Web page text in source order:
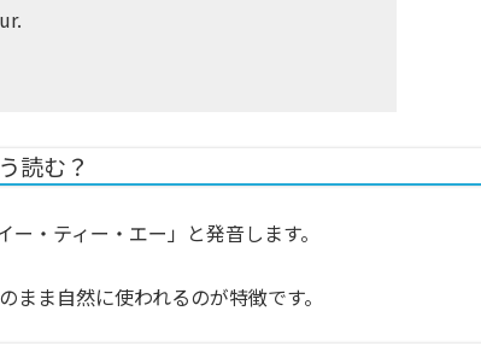
読む？
ー・ティー・エー」と発音します。
ま自然に使われるのが特徴です。